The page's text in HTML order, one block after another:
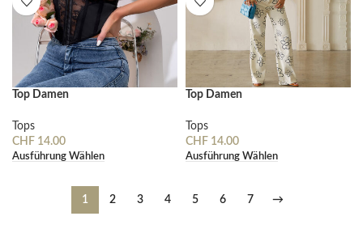
Top Damen
Tops
CHF 14.00
Ausführung Wählen
Top Damen
Tops
CHF 14.00
Ausführung Wählen
1 2 3 4 5 6 7 →